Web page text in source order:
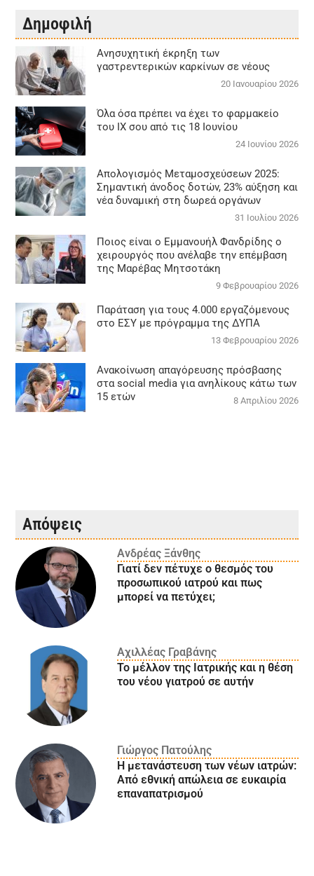
Δημοφιλή
Aνησυχητική έκρηξη των
γαστρεντερικών καρκίνων σε νέους
20 Ιανουαρίου 2026
Όλα όσα πρέπει να έχει το φαρμακείο
του ΙΧ σου από τις 18 Ιουνίου
24 Ιουνίου 2026
Απολογισμός Μεταμοσχεύσεων 2025:
Σημαντική άνοδος δοτών, 23% αύξηση και
νέα δυναμική στη δωρεά οργάνων
31 Ιουλίου 2026
Ποιος είναι ο Εμμανουήλ Φανδρίδης ο
χειρουργός που ανέλαβε την επέμβαση
της Μαρέβας Μητσοτάκη
9 Φεβρουαρίου 2026
Παράταση για τους 4.000 εργαζόμενους
στο ΕΣΥ με πρόγραμμα της ΔΥΠΑ
13 Φεβρουαρίου 2026
Ανακοίνωση απαγόρευσης πρόσβασης
στα social media για ανηλίκους κάτω των
15 ετών
8 Απριλίου 2026
Απόψεις
Ανδρέας Ξάνθης
Γιατί δεν πέτυχε ο θεσμός του
προσωπικού ιατρού και πως
μπορεί να πετύχει;
Αχιλλέας Γραβάνης
Το μέλλον της Ιατρικής και η θέση
του νέου γιατρού σε αυτήν
Γιώργος Πατούλης
Η μετανάστευση των νέων ιατρών:
Aπό εθνική απώλεια σε ευκαιρία
επαναπατρισμού